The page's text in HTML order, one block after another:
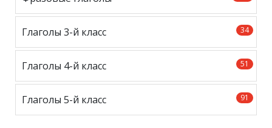
34
Глаголы 3-й класс
51
Глаголы 4-й класс
91
Глаголы 5-й класс